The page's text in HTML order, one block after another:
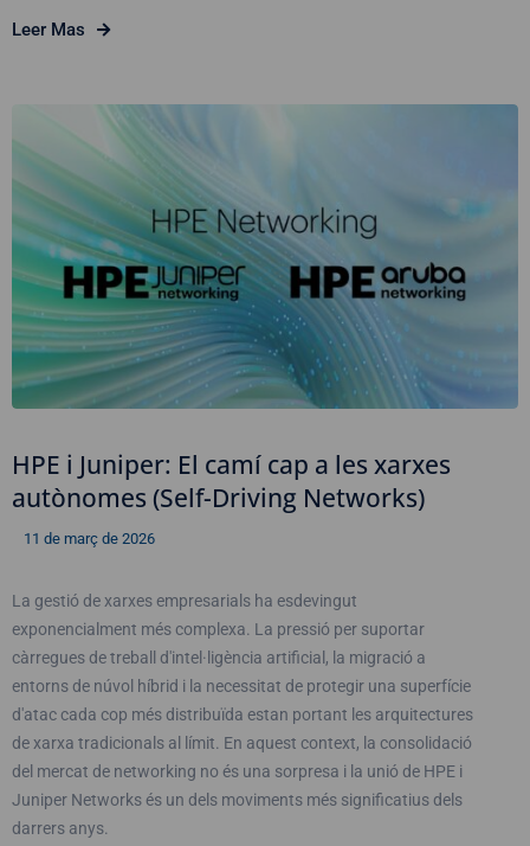
Leer Mas
HPE i Juniper: El camí cap a les xarxes
autònomes (Self-Driving Networks)
11 de març de 2026
La gestió de xarxes empresarials ha esdevingut
exponencialment més complexa. La pressió per suportar
càrregues de treball d'intel·ligència artificial, la migració a
entorns de núvol híbrid i la necessitat de protegir una superfície
d'atac cada cop més distribuïda estan portant les arquitectures
de xarxa tradicionals al límit. En aquest context, la consolidació
del mercat de networking no és una sorpresa i la unió de HPE i
Juniper Networks és un dels moviments més significatius dels
darrers anys.